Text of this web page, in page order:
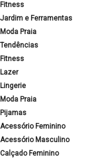
Fitness
Jardim e Ferramentas
Moda Praia
Tendências
Fitness
Lazer
Lingerie
Moda Praia
Pijamas
Acessório Feminino
Acessório Masculino
Calçado Feminino